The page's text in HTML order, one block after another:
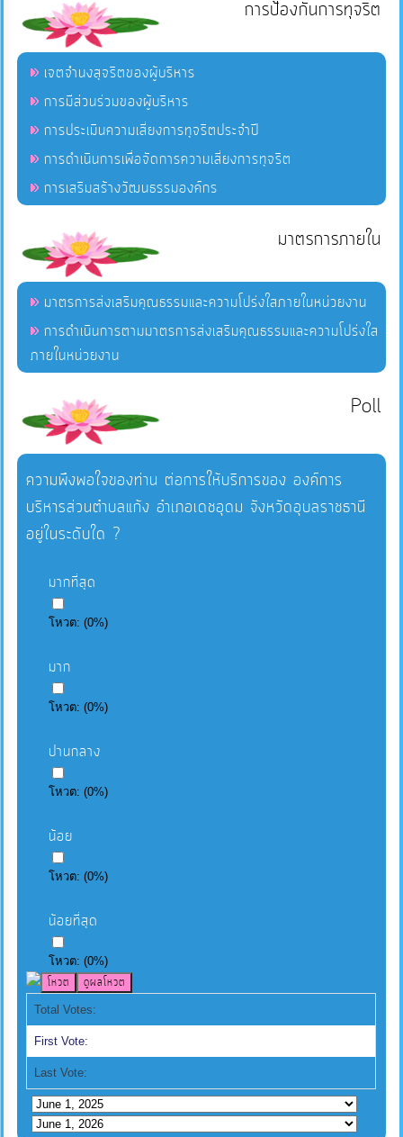
การป้องกันการทุจริต
เจตจำนงสุจริตของผู้บริหาร
การมีส่วนร่วมของผู้บริหาร
การประเมินความเสี่ยงการทุจริตประจำปี
การดำเนินการเพื่อจัดการความเสี่ยงการทุจริต
การเสริมสร้างวัฒนธรรมองค์กร
มาตรการภายใน
มาตรการส่งเสริมคุณธรรมและความโปร่งใสภายในหน่วยงาน
การดำเนินการตามมาตรการส่งเสริมคุณธรรมและความโปร่งใส
ภายในหน่วยงาน
Poll
ความพึงพอใจของท่าน ต่อการให้บริการของ องค์การ
บริหารส่วนตำบลแก้ง อำเภอเดชอุดม จังหวัดอุบลราชธานี
อยู่ในระดับใด ?
มากที่สุด
โหวต:(0%)
มาก
โหวต:(0%)
ปานกลาง
โหวต:(0%)
น้อย
โหวต:(0%)
น้อยที่สุด
โหวต:(0%)
Total Votes:
First Vote:
Last Vote: